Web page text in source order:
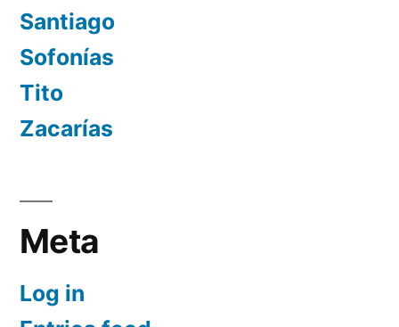
Santiago
Sofonías
Tito
Zacarías
Meta
Log in